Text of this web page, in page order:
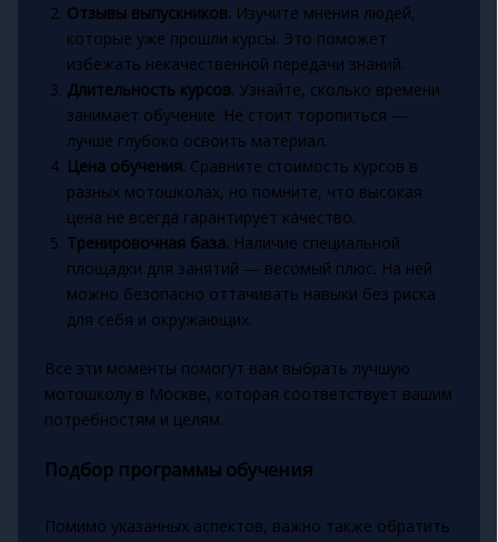
Отзывы выпускников. Изучите мнения людей,
которые уже прошли курсы. Это поможет
избежать некачественной передачи знаний.
Длительность курсов. Узнайте, сколько времени
занимает обучение. Не стоит торопиться —
лучше глубоко освоить материал.
Цена обучения. Сравните стоимость курсов в
разных мотошколах, но помните, что высокая
цена не всегда гарантирует качество.
Тренировочная база. Наличие специальной
площадки для занятий — весомый плюс. На ней
можно безопасно оттачивать навыки без риска
для себя и окружающих.
Все эти моменты помогут вам выбрать лучшую
мотошколу в Москве, которая соответствует вашим
потребностям и целям.
Подбор программы обучения
Помимо указанных аспектов, важно также обратить